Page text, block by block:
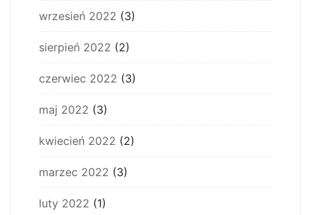
wrzesień 2022 (3)
sierpień 2022 (2)
czerwiec 2022 (3)
maj 2022 (3)
kwiecień 2022 (2)
marzec 2022 (3)
luty 2022 (1)